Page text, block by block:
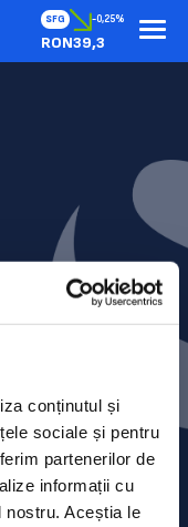
conținutul și
sociale și pentru
partenerilor de
informații cu
nostru. Aceștia le
SFG -0,25%
RON39,3